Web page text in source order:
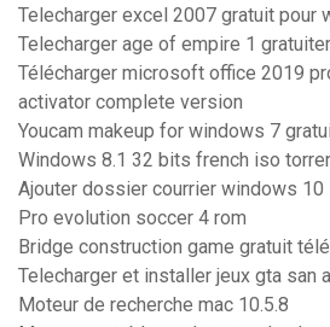
Telecharger excel 2007 gratuit pour
Telecharger age of empire 1
Télécharger microsoft office 2019
activator complete version
Youcam makeup for windows 7
Windows 8.1 32 bits french iso
Ajouter dossier courrier windows 10
Pro evolution soccer 4 rom
Bridge construction game gratuit
Telecharger et installer jeux gta san
Moteur de recherche mac 10.5.8